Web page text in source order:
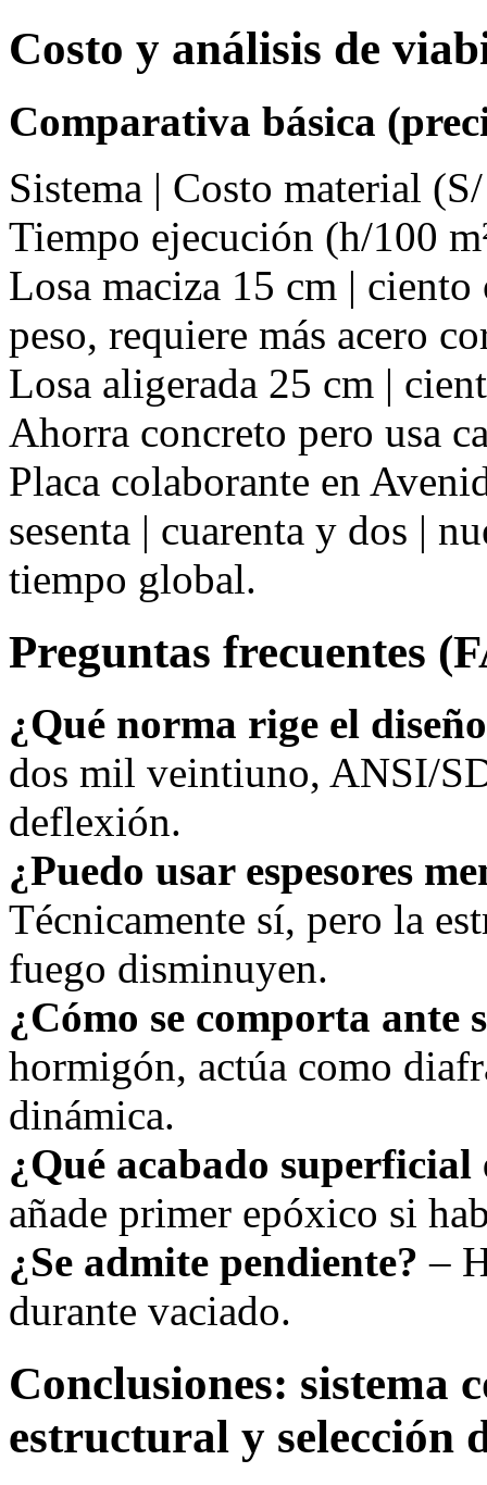
Costo y análisis de
Comparativa básica
Sistema | Costo material
Tiempo ejecución (h/100
Losa maciza 15 cm |
peso, requiere más acero
Losa aligerada 25 cm |
Ahorra concreto pero usa
Placa colaborante en
sesenta | cuarenta y dos |
tiempo global.
Preguntas frecuentes
¿Qué norma rige el
dos mil veintiuno, ANSI/
deflexión.
¿Puedo usar espesores
Técnicamente sí, pero la
fuego disminuyen.
¿Cómo se comporta ante
hormigón, actúa como
dinámica.
¿Qué acabado superficial
añade primer epóxico si
¿Se admite pendiente? –
durante vaciado.
Conclusiones: sistema
estructural y selección